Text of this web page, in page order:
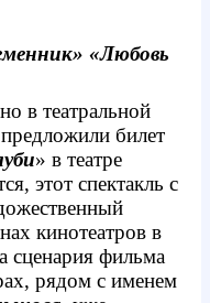
«Любовь
в театральной
билет
» в театре
этот спектакль с
кинотеатров в
сценария фильма
рядом с именем